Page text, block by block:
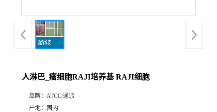
人淋巴_瘤细胞RAJI培养基 RAJI细胞
品牌： ATCC/通派
产地：
国内